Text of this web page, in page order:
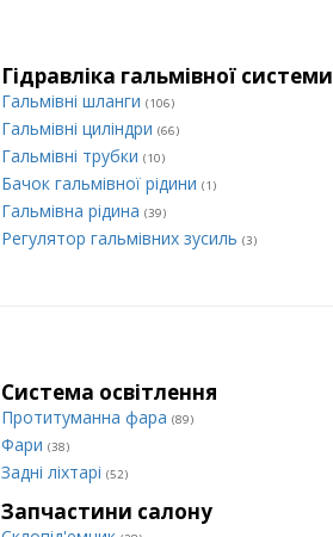
Гідравліка гальмівної системи
Гальмівні шланги (106)
Гальмівні циліндри (66)
Гальмівні трубки (10)
Бачок гальмівної рідини (1)
Гальмівна рідина (39)
Регулятор гальмівних зусиль (3)
Система освітлення
Протитуманна фара (89)
Фари (38)
Задні ліхтарі (52)
Запчастини салону